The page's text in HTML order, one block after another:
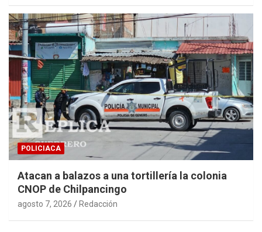
POLICIACA
Atacan a balazos a una tortillería la colonia
CNOP de Chilpancingo
agosto 7, 2026 Redacción